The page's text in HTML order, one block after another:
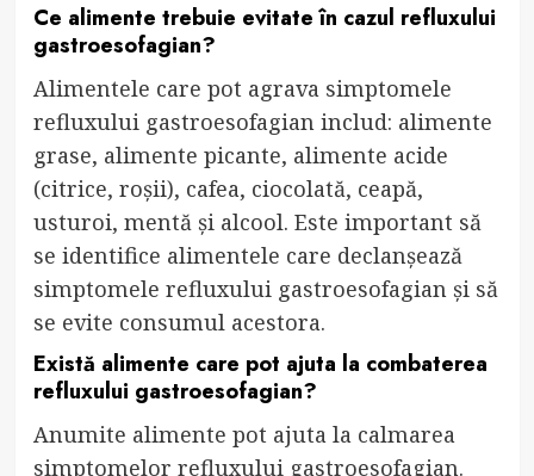
Ce alimente trebuie evitate în cazul refluxului
gastroesofagian?
Alimentele care pot agrava simptomele
refluxului gastroesofagian includ: alimente
grase, alimente picante, alimente acide
(citrice, roșii), cafea, ciocolată, ceapă,
usturoi, mentă și alcool. Este important să
se identifice alimentele care declanșează
simptomele refluxului gastroesofagian și să
se evite consumul acestora.
Există alimente care pot ajuta la combaterea
refluxului gastroesofagian?
Anumite alimente pot ajuta la calmarea
simptomelor refluxului gastroesofagian.